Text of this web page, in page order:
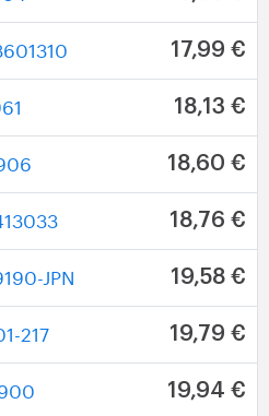
17,99 €
18,13 €
18,60 €
18,76 €
JPN 19,58 €
217 19,79 €
19,94 €